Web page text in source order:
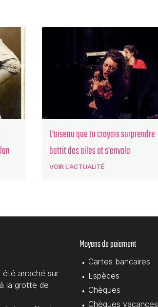
L'oiseau que tu croyais surprendre
battit des ailes et s'envola
VOIR L'ACTUALITÉ
été arraché sur
la grotte de
Moyens de paiement
Cartes bancaires
Espèces
Chèques
Chèques vacances